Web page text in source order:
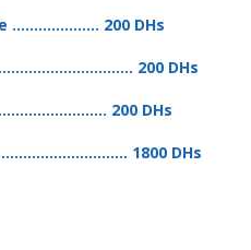
200 DHs
200 DHs
200 DHs
1800 DHs